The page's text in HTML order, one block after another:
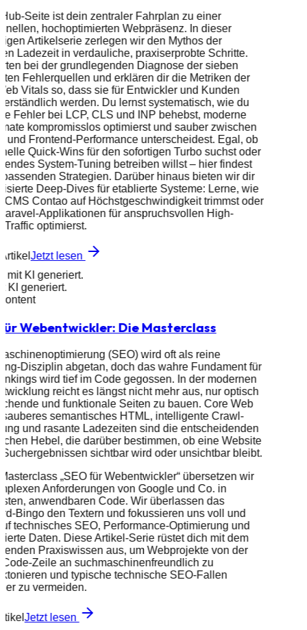
Seite ist dein zentraler Fahrplan zu einer
hochoptimierten Webpräsenz. In dieser
Artikelserie zerlegen wir den Mythos der
Ladezeit in verdauliche, praxiserprobte Schritte.
bei der grundlegenden Diagnose der sieben
Fehlerquellen und erklären dir die Metriken der
Vitals so, dass sie für Entwickler und Kunden
werden. Du lernst systematisch, wie du
Fehler bei LCP, CLS und INP behebst, moderne
kompromisslos optimierst und sauber zwischen
und Frontend-Performance unterscheidest. Egal, ob
Quick-Wins für den sofortigen Turbo suchst oder
System-Tuning betreiben willst – hier findest
Strategien. Darüber hinaus bieten wir dir
Deep-Dives für etablierte Systeme: Lerne, wie
CMS Contao auf Höchstgeschwindigkeit trimmst oder
Applikationen für anspruchsvollen High-
Traffic optimierst.
Jetzt lesen
mit KI generiert.
KI generiert.
Webentwickler: Die Masterclass
(SEO) wird oft als reine
Disziplin abgetan, doch das wahre Fundament für
wird tief im Code gegossen. In der modernen
reicht es längst nicht mehr aus, nur optisch
und funktionale Seiten zu bauen. Core Web
semantisches HTML, intelligente Crawl-
und rasante Ladezeiten sind die entscheidenden
Hebel, die darüber bestimmen, ob eine Website
sichtbar wird oder unsichtbar bleibt.
„SEO für Webentwickler“ übersetzen wir
Anforderungen von Google und Co. in
anwendbaren Code. Wir überlassen das
Bingo den Textern und fokussieren uns voll und
technisches SEO, Performance-Optimierung und
Daten. Diese Artikel-Serie rüstet dich mit dem
Praxiswissen aus, um Webprojekte von der
Code-Zeile an suchmaschinenfreundlich zu
und typische technische SEO-Fallen
zu vermeiden.
Jetzt lesen